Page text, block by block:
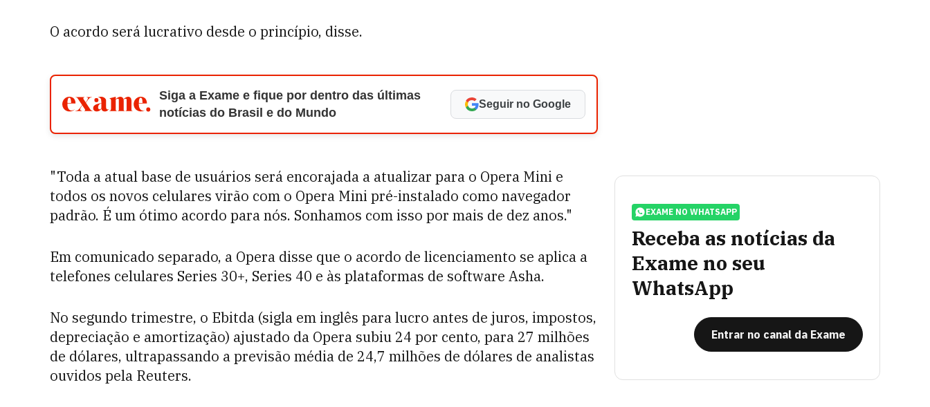
O acordo será lucrativo desde o princípio, disse.
Siga a Exame e fique por dentro das últimas
notícias do Brasil e do Mundo
Seguir no Google
"Toda a atual base de usuários será encorajada a atualizar para o Opera Mini e
todos os novos celulares virão com o Opera Mini pré-instalado como navegador
padrão. É um ótimo acordo para nós. Sonhamos com isso por mais de dez anos."
Em comunicado separado, a Opera disse que o acordo de licenciamento se aplica a
telefones celulares Series 30+, Series 40 e às plataformas de software Asha.
No segundo trimestre, o Ebitda (sigla em inglês para lucro antes de juros, impostos,
depreciação e amortização) ajustado da Opera subiu 24 por cento, para 27 milhões
de dólares, ultrapassando a previsão média de 24,7 milhões de dólares de analistas
ouvidos pela Reuters.
EXAME NO WHATSAPP
Receba as notícias da
Exame no seu
WhatsApp
Entrar no canal da Exame